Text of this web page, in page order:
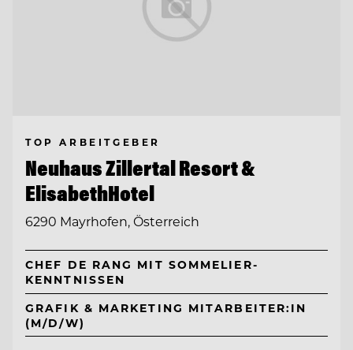
TOP ARBEITGEBER
Neuhaus Zillertal Resort &
ElisabethHotel
6290 Mayrhofen, Österreich
CHEF DE RANG MIT SOMMELIER-
KENNTNISSEN
GRAFIK & MARKETING MITARBEITER:IN
(M/D/W)